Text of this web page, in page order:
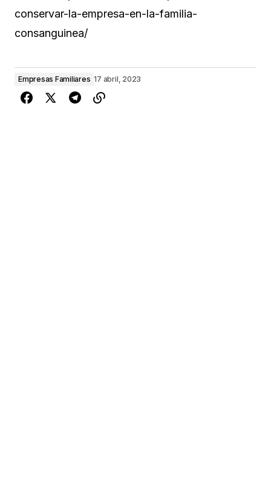
conservar-la-empresa-en-la-familia-
consanguinea/
Empresas Familiares 17 abril, 2023